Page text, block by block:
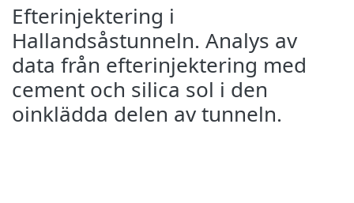
Efterinjektering i
Hallandsåstunneln. Analys av
data från efterinjektering med
cement och silica sol i den
oinklädda delen av tunneln.